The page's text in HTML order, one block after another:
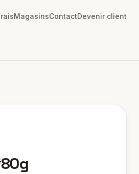
MagasinsContactDevenir client